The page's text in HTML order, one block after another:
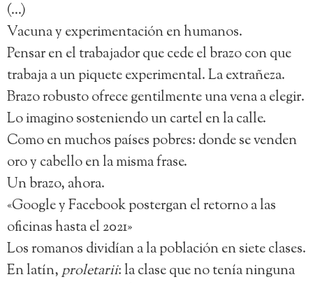
(…)
Vacuna y experimentación en humanos.
Pensar en el trabajador que cede el brazo con que
trabaja a un piquete experimental. La extrañeza.
Brazo robusto ofrece gentilmente una vena a elegir.
Lo imagino sosteniendo un cartel en la calle.
Como en muchos países pobres: donde se venden
oro y cabello en la misma frase.
Un brazo, ahora.
«Google y Facebook postergan el retorno a las
oficinas hasta el 2021»
Los romanos dividían a la población en siete clases.
En latín,proletarii: la clase que no tenía ninguna